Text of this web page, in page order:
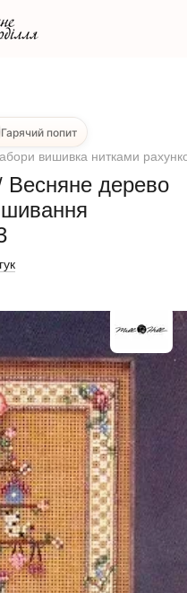
Гарячий попит
вишивка нитками
Весняне дерево